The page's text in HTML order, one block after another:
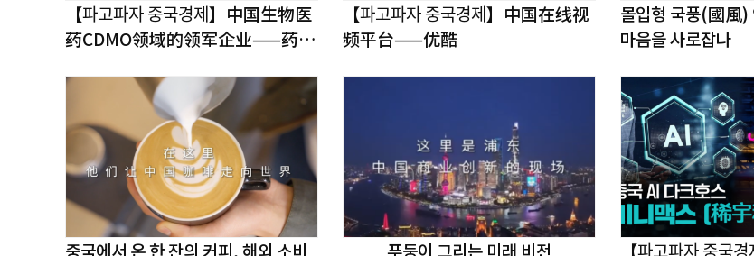
【파고파자 중국경제】中国生物医
药CDMO领域的领军企业——药明
【파고파자 중국경제】中国在线视
频平台——优酷
몰입형 국풍(國風) 연회, 왜 세계인의
마음을 사로잡나
중국에서 온 한 잔의 커피, 해외 소비
푸둥이 그리는 미래 비전
【파고파자